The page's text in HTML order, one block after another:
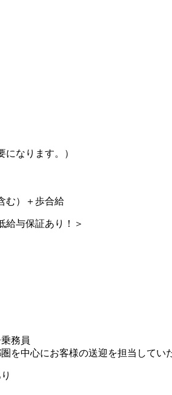
なります。）
む）＋歩合給
給与保証あり！＞
務員
を中心にお客様の送迎を担当してい